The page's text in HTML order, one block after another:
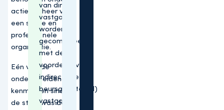
actief beheer van
een solide en
professionele
organisatie.
Eén van de
onderscheidende
kenmerken sinds
de start was de
van direct
vastgoed
worden
gecombineerd
met de
voordelen van
indirect (niet-
beursgenoteerd)
vastgoed.